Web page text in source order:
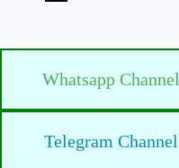
Whatsapp Channel
Telegram Channel